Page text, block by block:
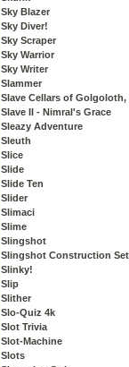
Sky Blazer
Sky Diver!
Sky Scraper
Sky Warrior
Sky Writer
Slammer
Slave Cellars of Golgoloth,
Slave II - Nimral's Grace
Sleazy Adventure
Sleuth
Slice
Slide
Slide Ten
Slider
Slimaci
Slime
Slingshot
Slingshot Construction Set
Slinky!
Slip
Slither
Slo-Quiz 4k
Slot Trivia
Slot-Machine
Slots